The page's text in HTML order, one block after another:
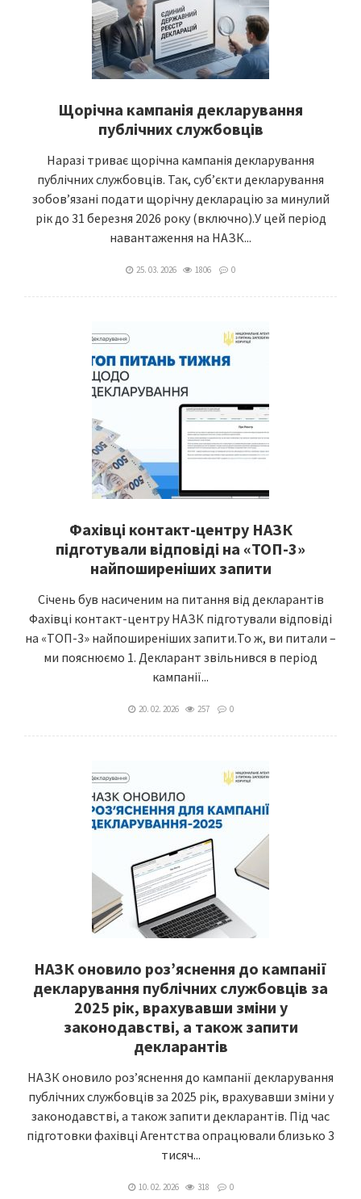
Щорічна кампанія декларування
публічних службовців
Наразі триває щорічна кампанія декларування
публічних службовців. Так, суб’єкти декларування
зобов’язані подати щорічну декларацію за минулий
рік до 31 березня 2026 року (включно).У цей період
навантаження на НАЗК...
25. 03. 2026 1806 0
Фахівці контакт-центру НАЗК
підготували відповіді на «ТОП-3»
найпоширеніших запити
Січень був насиченим на питання від декларантів
Фахівці контакт-центру НАЗК підготували відповіді
на «ТОП-3» найпоширеніших запити.То ж, ви питали –
ми пояснюємо 1. Декларант звільнився в період
кампанії...
20. 02. 2026 257 0
НАЗК оновило роз’яснення до кампанії
декларування публічних службовців за
2025 рік, врахувавши зміни у
законодавстві, а також запити
декларантів
НАЗК оновило роз’яснення до кампанії декларування
публічних службовців за 2025 рік, врахувавши зміни у
законодавстві, а також запити декларантів. Під час
підготовки фахівці Агентства опрацювали близько 3
тисяч...
10. 02. 2026 318 0